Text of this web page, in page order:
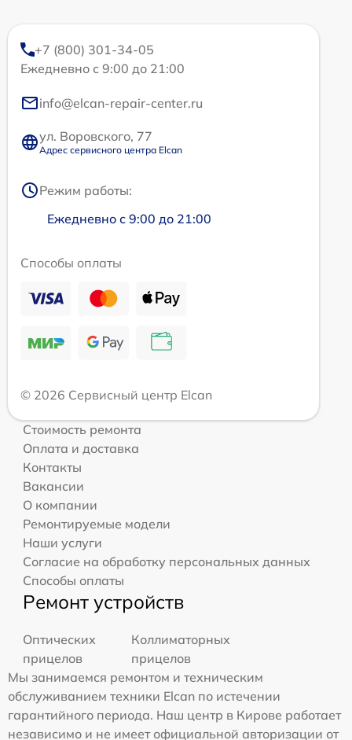
+7 (800) 301-34-05
Ежедневно с 9:00 до 21:00
info@elcan-repair-center.ru
ул. Воровского, 77
Адрес сервисного центра Elcan
Режим работы:
Ежедневно с 9:00 до 21:00
Способы оплаты
© 2026 Сервисный центр Elcan
Стоимость ремонта
Оплата и доставка
Контакты
Вакансии
О компании
Ремонтируемые модели
Наши услуги
Согласие на обработку персональных данных
Способы оплаты
Ремонт устройств
Оптических
прицелов
Коллиматорных
прицелов
Мы занимаемся ремонтом и техническим
обслуживанием техники Elcan по истечении
гарантийного периода. Наш центр в Кирове работает
независимо и не имеет официальной авторизации от